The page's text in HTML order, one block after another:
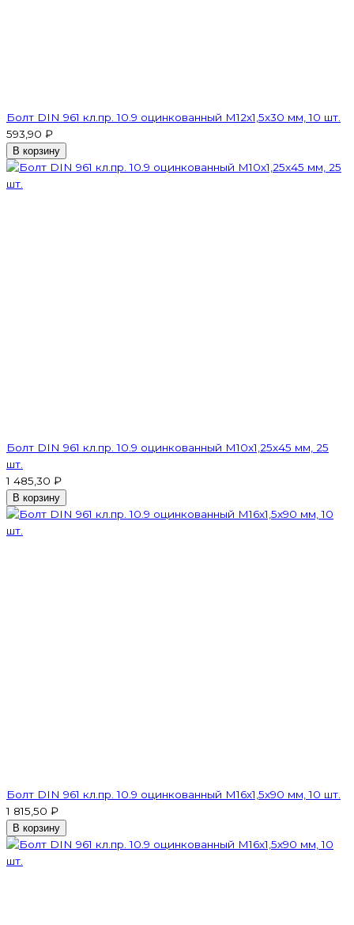
Болт DIN 961 кл.пр. 10.9 оцинкованный М12х1,5х30 мм, 10 шт.
593,90 ₽
В корзину
Болт DIN 961 кл.пр. 10.9 оцинкованный М10х1,25х45 мм, 25
шт.
1 485,30 ₽
В корзину
Болт DIN 961 кл.пр. 10.9 оцинкованный М16х1,5х90 мм, 10 шт.
1 815,50 ₽
В корзину